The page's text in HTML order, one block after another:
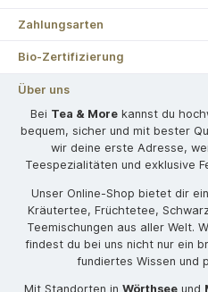
Zahlungsarten
Bio-Zertifizierung
Über uns
Bei Tea & Morekannst du
bequem, sicher und mit bester
wir deine erste Adresse,
Teespezialitäten und exklusive
Unser Online-Shop bietet dir
Kräutertee, Früchtetee,
Teemischungen aus aller Welt.
findest du bei uns nicht nur ein
fundiertes Wissen und
Mit Standorten in Wörthsee und